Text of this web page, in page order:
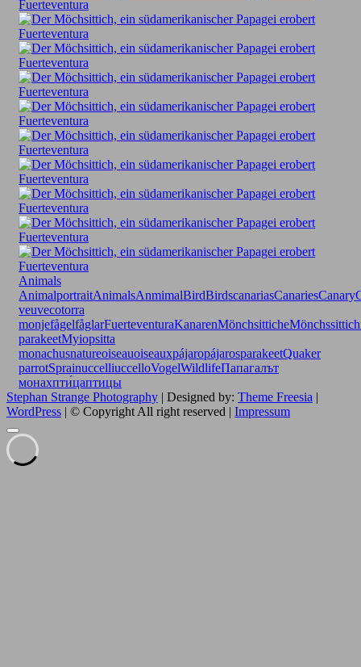
Animals
AnimalportraitAnimalsAnmimalBirdBirdscanariasCanariesCanary
veuvecotorra
monjefågelfåglarFuerteventuraKanarenMönchsitticheMönchssittich
parakeetMyiopsitta
monachusnatureoiseauoiseauxpájaropájarosparakeetQuaker
parrotSprainuccelliuccelloVogelWildlifeПапагалът
монахпти́цаптицы
Stephan Strange Photography | Designed by: Theme Freesia |
WordPress | © Copyright All right reserved | Impressum